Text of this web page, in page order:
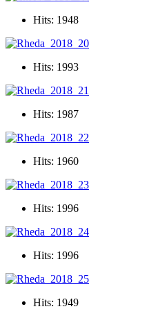
Hits: 1948
Hits: 1993
Hits: 1987
Hits: 1960
Hits: 1996
Hits: 1996
Hits: 1949